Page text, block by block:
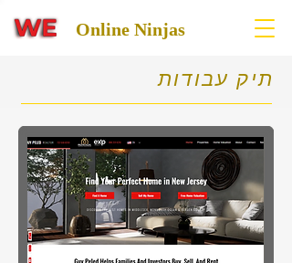
Online Ninjas
תיק עבודות